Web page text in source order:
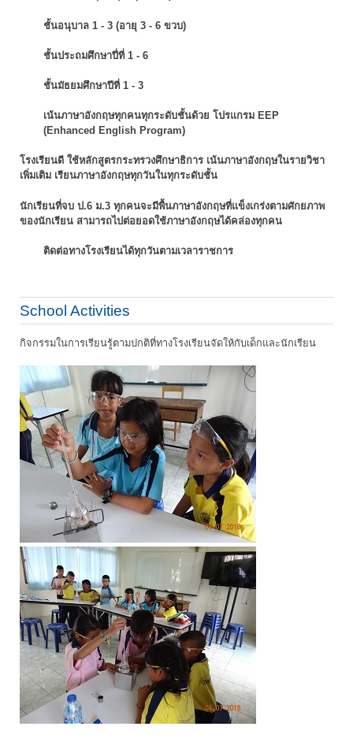
ชั้นอนุบาล 1 - 3 (อายุ 3 - 6 ขวบ)
ชั้นประถมศึกษาปี่ที่ 1 - 6
ชั้นมัธยมศึกษาปีที่ 1 - 3
เน้นภาษาอังกฤษทุกคนทุกระดับชั้นด้วย โปรแกรม EEP
(Enhanced English Program)
โรงเรียนดี ใช้หลักสูตรกระทรวงศึกษาธิการ เน้นภาษาอังกฤษในรายวิชา
เพิ่มเติม เรียนภาษาอังกฤษทุกวันในทุกระดับชั้น
นักเรียนที่จบ ป.6 ม.3 ทุกคนจะมีพื้นภาษาอังกฤษที่แข็งเกร่งตามศักยภาพ
ของนักเรียน สามารถไปต่อยอดใช้ภาษาอังกฤษได้คล่องทุกคน
ติดต่อทางโรงเรียนได้ทุกวันตามเวลาราชการ
School Activities
กิจกรรมในการเรียนรู้ตามปกติที่ทางโรงเรียนจัดให้กับเด็กและนักเรียน